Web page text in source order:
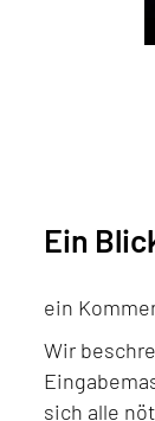
Ein
ein
Wir
sich alle